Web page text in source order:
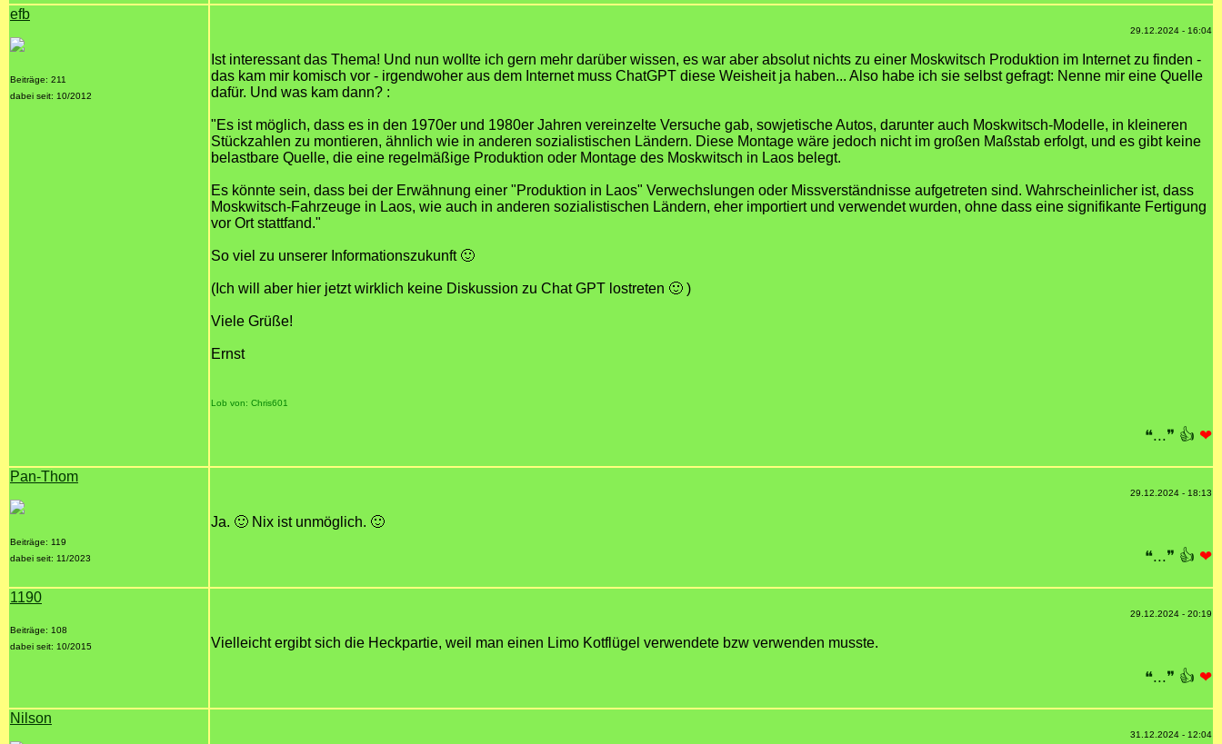
efb
Beiträge: 211
dabei seit: 10/2012
29.12.2024 - 16:04
Ist interessant das Thema! Und nun wollte ich gern mehr darüber wissen, es war aber absolut nichts zu einer Moskwitsch Produktion im Internet zu finden -
das kam mir komisch vor - irgendwoher aus dem Internet muss ChatGPT diese Weisheit ja haben... Also habe ich sie selbst gefragt: Nenne mir eine Quelle
dafür. Und was kam dann? :
"Es ist möglich, dass es in den 1970er und 1980er Jahren vereinzelte Versuche gab, sowjetische Autos, darunter auch Moskwitsch-Modelle, in kleineren
Stückzahlen zu montieren, ähnlich wie in anderen sozialistischen Ländern. Diese Montage wäre jedoch nicht im großen Maßstab erfolgt, und es gibt keine
belastbare Quelle, die eine regelmäßige Produktion oder Montage des Moskwitsch in Laos belegt.
Es könnte sein, dass bei der Erwähnung einer "Produktion in Laos" Verwechslungen oder Missverständnisse aufgetreten sind. Wahrscheinlicher ist, dass
Moskwitsch-Fahrzeuge in Laos, wie auch in anderen sozialistischen Ländern, eher importiert und verwendet wurden, ohne dass eine signifikante Fertigung
vor Ort stattfand."
So viel zu unserer Informationszukunft 🙂
(Ich will aber hier jetzt wirklich keine Diskussion zu Chat GPT lostreten 🙂 )
Viele Grüße!
Ernst
Lob von: Chris601
❝...❞ 👍 ❤
Pan-Thom
Beiträge: 119
dabei seit: 11/2023
29.12.2024 - 18:13
Ja. 🙂 Nix ist unmöglich. 🙂
❝...❞ 👍 ❤
1190
Beiträge: 108
dabei seit: 10/2015
29.12.2024 - 20:19
Vielleicht ergibt sich die Heckpartie, weil man einen Limo Kotflügel verwendete bzw verwenden musste.
❝...❞ 👍 ❤
Nilson
31.12.2024 - 12:04